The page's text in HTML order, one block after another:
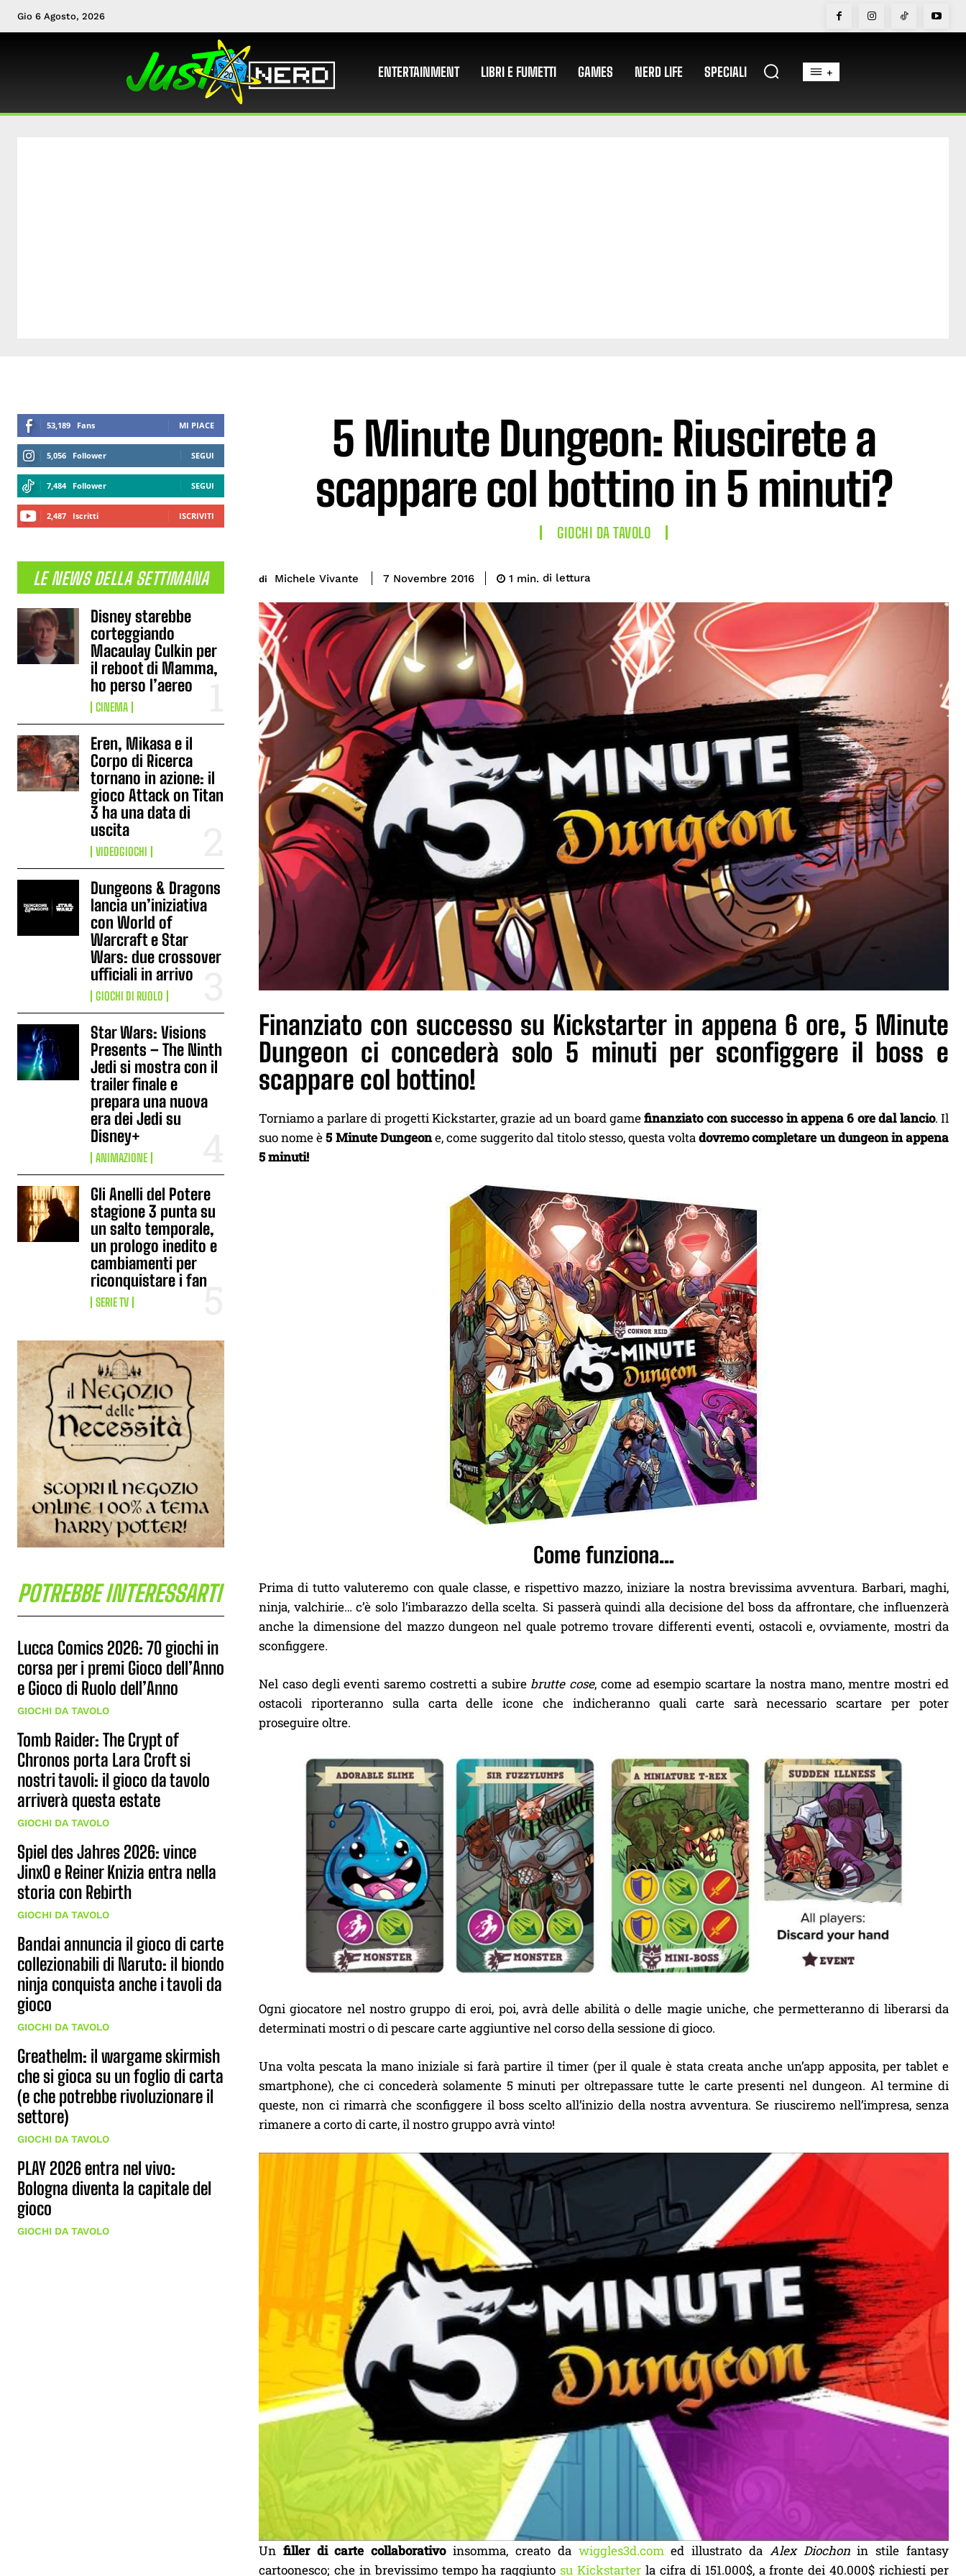
Gio 6 Agosto, 2026
ENTERTAINMENT LIBRI E FUMETTI GAMES NERD LIFE SPECIALI +
53,189 Fans MI PIACE
5,056 Follower SEGUI
7,484 Follower SEGUI
2,487 Iscritti ISCRIVITI
LE NEWS DELLA SETTIMANA
Disney starebbe
corteggiando
Macaulay Culkin per
il reboot di Mamma,
ho perso l’aereo
CINEMA
Eren, Mikasa e il
Corpo di Ricerca
tornano in azione: il
gioco Attack on Titan
3 ha una data di
uscita
VIDEOGIOCHI
Dungeons & Dragons
lancia un’iniziativa
con World of
Warcraft e Star
Wars: due crossover
ufficiali in arrivo
GIOCHI DI RUOLO
Star Wars: Visions
Presents – The Ninth
Jedi si mostra con il
trailer finale e
prepara una nuova
era dei Jedi su
Disney+
ANIMAZIONE
Gli Anelli del Potere
stagione 3 punta su
un salto temporale,
un prologo inedito e
cambiamenti per
riconquistare i fan
SERIE TV
POTREBBE INTERESSARTI
Lucca Comics 2026: 70 giochi in
corsa per i premi Gioco dell’Anno
e Gioco di Ruolo dell’Anno
GIOCHI DA TAVOLO
Tomb Raider: The Crypt of
Chronos porta Lara Croft si
nostri tavoli: il gioco da tavolo
arriverà questa estate
GIOCHI DA TAVOLO
Spiel des Jahres 2026: vince
JinxO e Reiner Knizia entra nella
storia con Rebirth
GIOCHI DA TAVOLO
Bandai annuncia il gioco di carte
collezionabili di Naruto: il biondo
ninja conquista anche i tavoli da
gioco
GIOCHI DA TAVOLO
Greathelm: il wargame skirmish
che si gioca su un foglio di carta
(e che potrebbe rivoluzionare il
settore)
GIOCHI DA TAVOLO
PLAY 2026 entra nel vivo:
Bologna diventa la capitale del
gioco
GIOCHI DA TAVOLO
5 Minute Dungeon: Riuscirete a
scappare col bottino in 5 minuti?
GIOCHI DA TAVOLO
di Michele Vivante 7 Novembre 2016 1 min. di lettura
Finanziato con successo su Kickstarter in appena 6 ore, 5 Minute
Dungeon ci concederà solo 5 minuti per sconfiggere il boss e
scappare col bottino!
Torniamo a parlare di progetti Kickstarter, grazie ad un board gamefinanziato con successo in appena 6 ore dal lancio. Il
suo nome è5 Minute Dungeone, come suggerito dal titolo stesso, questa voltadovremo completare un dungeon in appena
5 minuti!
Come funziona…
Prima di tutto valuteremo con quale classe, e rispettivo mazzo, iniziare la nostra brevissima avventura. Barbari, maghi,
ninja, valchirie… c’è solo l’imbarazzo della scelta. Si passerà quindi alla decisione del boss da affrontare, che influenzerà
anche la dimensione del mazzo dungeon nel quale potremo trovare differenti eventi, ostacoli e, ovviamente, mostri da
sconfiggere.
Nel caso degli eventi saremo costretti a subire brutte cose, come ad esempio scartare la nostra mano, mentre mostri ed
ostacoli riporteranno sulla carta delle icone che indicheranno quali carte sarà necessario scartare per poter
proseguire oltre.
Ogni giocatore nel nostro gruppo di eroi, poi, avrà delle abilità o delle magie uniche, che permetteranno di liberarsi da
determinati mostri o di pescare carte aggiuntive nel corso della sessione di gioco.
Una volta pescata la mano iniziale si farà partire il timer (per il quale è stata creata anche un’app apposita, per tablet e
smartphone), che ci concederà solamente 5 minuti per oltrepassare tutte le carte presenti nel dungeon. Al termine di
queste, non ci rimarrà che sconfiggere il boss scelto all’inizio della nostra avventura. Se riusciremo nell’impresa, senza
rimanere a corto di carte, il nostro gruppo avrà vinto!
Un filler di carte collaborativoinsomma, creato da wiggles3d.comed illustrato da Alex Diochonin stile fantasy
cartoonesco; che in brevissimo tempo ha raggiuntosu Kickstarter la cifra di 151.000$, a fronte dei 40.000$ richiesti per